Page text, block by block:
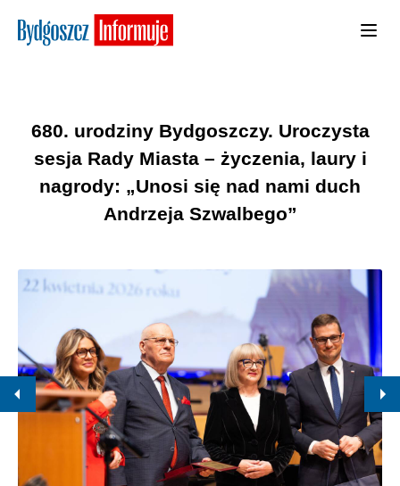
680. urodziny Bydgoszczy. Uroczysta
sesja Rady Miasta – życzenia, laury i
nagrody: „Unosi się nad nami duch
Andrzeja Szwalbego”